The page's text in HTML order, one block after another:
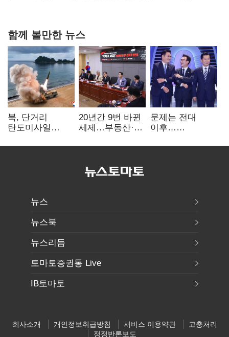
함께 볼만한 뉴스
북, 단거리
탄도미사일
"즉각 중단 촉구"
20년간 9번 바뀐
세제…부동산·
건드렸다
문제는 전대
이후…
뒤집힐 땐
뉴스
뉴스북
뉴스리듬
토마토증권통 Live
IB토마토
회사소개 개인정보취급방침 서비스 이용약관
고충처리
정정반론보도